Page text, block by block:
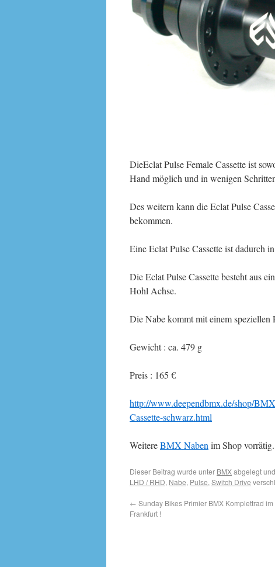
DieEclat Pulse Female Cassette ist
Hand möglich und in wenigen
Des weitern kann die Eclat Pulse
bekommen.
Eine Eclat Pulse Cassette ist dadurch
Die Eclat Pulse Cassette besteht aus
Hohl Achse.
Die Nabe kommt mit einem
Gewicht : ca. 479 g
Preis : 165 €
http://www.deependbmx.de/shop/
Cassette-schwarz.html
WeitereBMX Naben im Shop vorrätig.
Dieser Beitrag wurde unter BMXabgelegt
LHD / RHD, Nabe, Pulse, Switch Drive
← Sunday Bikes Primier BMX Komplettrad
Frankfurt !